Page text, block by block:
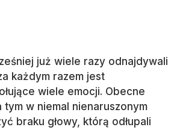
już wiele razy odnajdywali
każdym razem jest
wiele emocji. Obecne
w niemal nienaruszonym
braku głowy, którą odłupali